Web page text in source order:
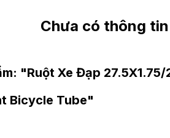
Chưa có thông
"Ruột Xe Đạp
Bicycle Tube"